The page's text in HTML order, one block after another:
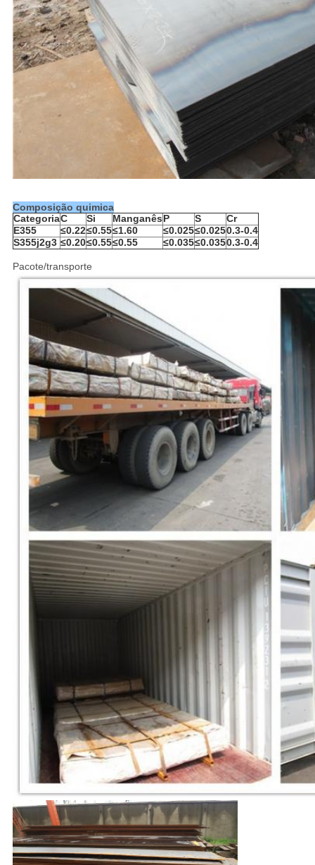
Composição quimica
CategoriaC Si ManganêsP S
Cr
E355
≤0.22≤0.55≤1.60 ≤0.025≤0.0250.3-0.4
S355j2g3 ≤0.20≤0.55≤0.55 ≤0.035≤0.0350.3-0.4
Pacote/transporte